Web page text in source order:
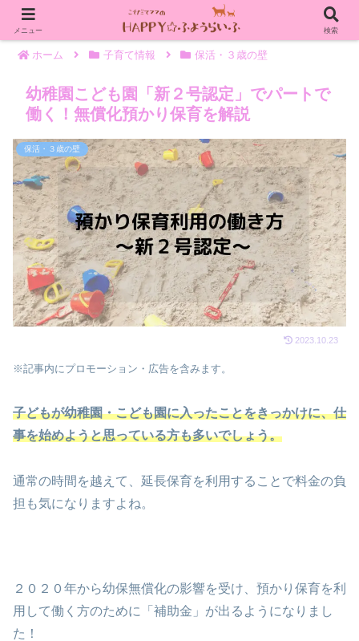
ホーム 子育て情報 保活・３歳の壁
幼稚園こども園「新２号認定」でパートで
働く！無償化預かり保育を解説
保活・３歳の壁
2023.10.23
※記事内にプロモーション・広告を含みます。
子どもが幼稚園・こども園に入ったことをきっかけに、仕
事を始めようと思っている方も多いでしょう。
通常の時間を越えて、延長保育を利用することで料金の負
担も気になりますよね。
２０２０年から幼保無償化の影響を受け、預かり保育を利
用して働く方のために「補助金」が出るようになりまし
た！
メニュー 検索